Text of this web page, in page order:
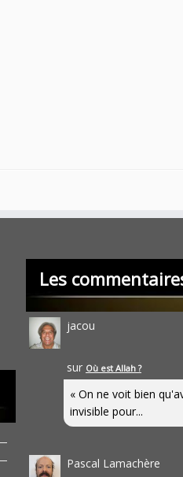
Les
jacou
sur Où est Allah ?
« On ne voit bien
invisible pour...
Pascal Lamachère